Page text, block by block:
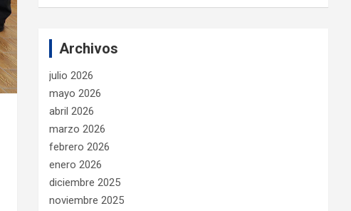
Archivos
julio 2026
mayo 2026
abril 2026
marzo 2026
febrero 2026
enero 2026
diciembre 2025
noviembre 2025